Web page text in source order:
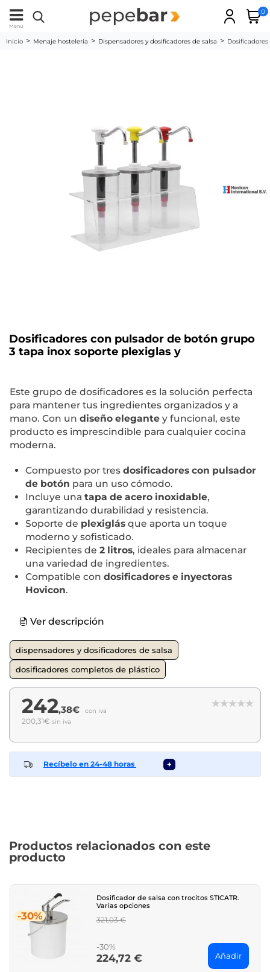
Menu
0
Inicio Menaje hostelería Dispensadores y dosificadores de salsa
Dosificadores con pulsador de botón grupo
3 tapa inox soporte plexiglas y
Este grupo de dosificadores es la solución perfecta
para mantener tus ingredientes organizados y a
mano. Con un diseño elegante y funcional, este
producto es imprescindible para cualquier cocina
moderna.
Compuesto por tres dosificadores con pulsador
de botón para un uso cómodo.
Incluye una tapa de acero inoxidable,
garantizando durabilidad y resistencia.
Soporte de plexiglás que aporta un toque
moderno y sofisticado.
Recipientes de 2 litros, ideales para almacenar
una variedad de ingredientes.
Compatible con dosificadores e inyectoras
Hovicon.
Ver descripción
dispensadores y dosificadores de salsa
dosificadores completos de plástico
242,38€ con iva
200,31€ sin iva
Recíbelo en 24-48 horas +
Productos relacionados con este
producto
-30%
Dosificador de salsa con trocitos STICATR.
Varias opciones
Regular
321,03 €
-30%
Price
224,72 € Añadir